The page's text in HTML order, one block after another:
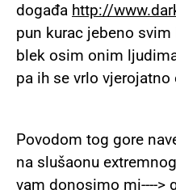
događa http://
pun kurac jebeno
blek osim onim
pa ih se vrlo vjerojatno
Povodom tog gore
na slušaonu
vam donosimo mi---->